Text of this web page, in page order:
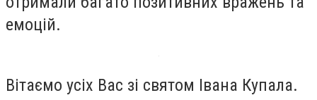
емоцій.
Вітаємо усіх Вас зі святом Івана Купала.